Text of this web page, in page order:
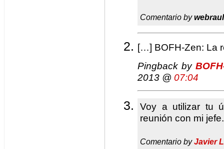
Comentario by
[…] BOFH-Zen: La
Pingback by
2013 @ 07:04
Voy a utilizar tu
reunión con mi jefe.
Comentario byJavier